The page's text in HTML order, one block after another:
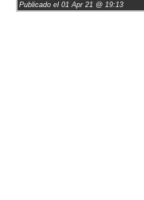
Publicado el 01 Apr 21 @ 19:13